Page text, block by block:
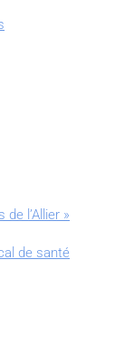
l’Allier »
de santé